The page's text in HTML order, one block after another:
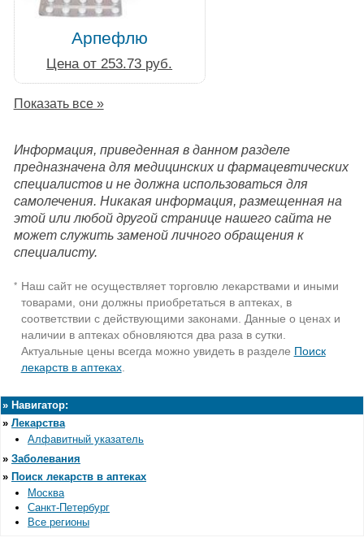
Арпефлю
Цена от 253.73 руб.
Показать все »
Информация, приведенная в данном разделе
предназначена для медицинских и фармацевтических
специалистов и не должна использоваться для
самолечения. Никакая информация, размещенная на
этой или любой другой странице нашего сайта не
может служить заменой личного обращения к
специалисту.
* Наш сайт не осуществляет торговлю лекарствами и иными
товарами, они должны приобретаться в аптеках, в
соответствии с действующими законами. Данные о ценах и
наличии в аптеках обновляются два раза в сутки.
Актуальные цены всегда можно увидеть в разделе Поиск
лекарств в аптеках.
» Навигатор:
» Лекарства
Алфавитный указатель
» Заболевания
» Поиск лекарств в аптеках
Москва
Санкт-Петербург
Все регионы